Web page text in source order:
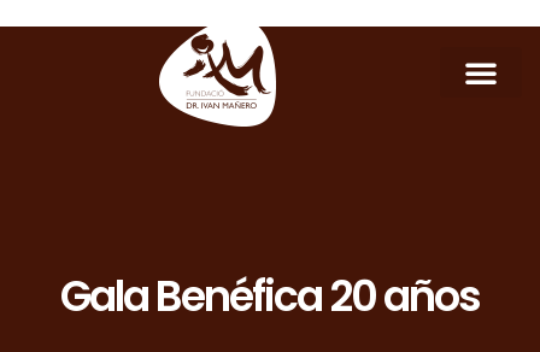
Gala Benéfica 20 años